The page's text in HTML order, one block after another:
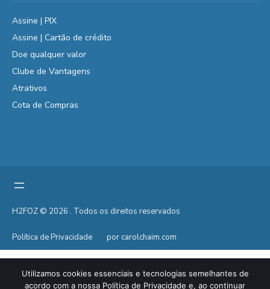
Assine | PIX
Assine | Cartão de crédito
Doe qualquer valor
Clube de Vantagens
Atrativos
Cota de Compras
H2FOZ © 2026 . Todos os direitos reservados
Política de Privacidade por carolchaim.com
Utilizamos cookies essenciais e tecnologias semelhantes de
acordo com a nossa Política de Privacidade e, ao continuar